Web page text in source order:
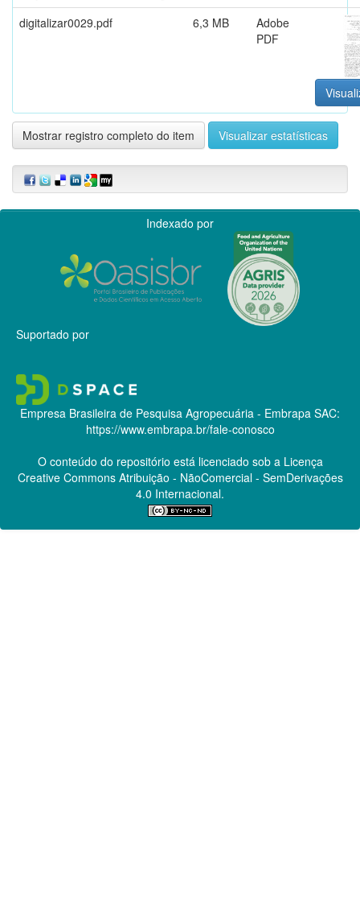
digitalizar0029.pdf
6,3 MB
Adobe
PDF
Mostrar registro completo do item Visualizar estatísticas
Indexado por
Suportado por
Empresa Brasileira de Pesquisa Agropecuária - Embrapa SAC:
https://www.embrapa.br/fale-conosco
O conteúdo do repositório está licenciado sob a Licença
Creative CommonsAtribuição - NãoComercial - SemDerivações
4.0 Internacional.